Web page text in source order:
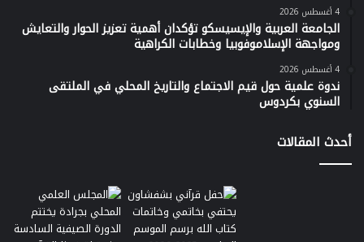
4 أغسطس 2026
الجامعة العربية والإيسيسكو تؤكدان أهمية تعزيز الحوار والتعايش
ومواجهة الإسلاموفوبيا وخطابات الكراهية
4 أغسطس 2026
ندوة علمية حول قيم الاجتماع والتاريخ المحلي في الملتقى
السنوي بكردوس
أحدث المقالات